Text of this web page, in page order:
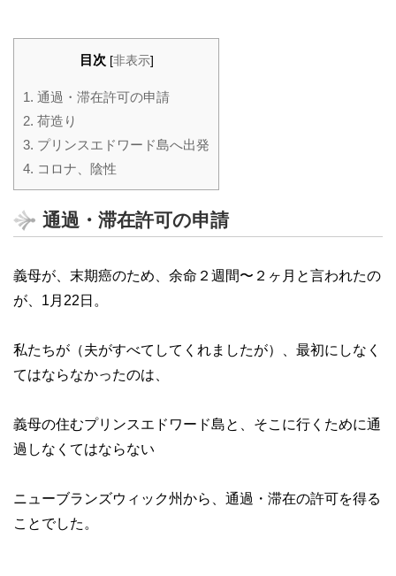
目次 [非表示]
1. 通過・滞在許可の申請
2. 荷造り
3. プリンスエドワード島へ出発
4. コロナ、陰性
通過・滞在許可の申請
義母が、末期癌のため、余命２週間〜２ヶ月と言われたの
が、1月22日。
私たちが（夫がすべてしてくれましたが）、最初にしなく
てはならなかったのは、
義母の住むプリンスエドワード島と、そこに行くために通
過しなくてはならない
ニューブランズウィック州から、通過・滞在の許可を得る
ことでした。